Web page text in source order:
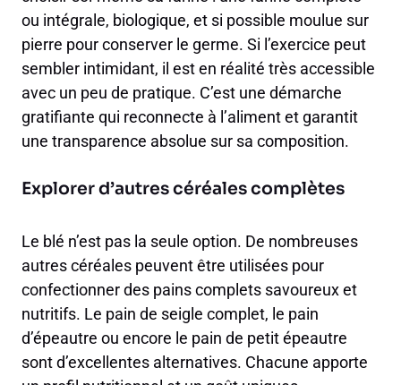
ou intégrale, biologique, et si possible moulue sur
pierre pour conserver le germe. Si l’exercice peut
sembler intimidant, il est en réalité très accessible
avec un peu de pratique. C’est une démarche
gratifiante qui reconnecte à l’aliment et garantit
une transparence absolue sur sa composition.
Explorer d’autres céréales complètes
Le blé n’est pas la seule option. De nombreuses
autres céréales peuvent être utilisées pour
confectionner des pains complets savoureux et
nutritifs. Le pain de seigle complet, le pain
d’épeautre ou encore le pain de petit épeautre
sont d’excellentes alternatives. Chacune apporte